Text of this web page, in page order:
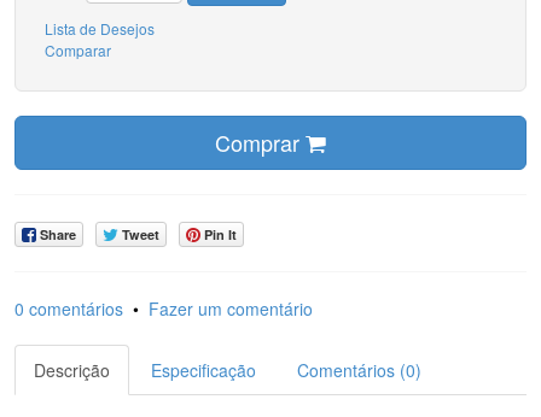
Lista de Desejos
Comparar
Comprar
Share Tweet Pin It
0 comentários • Fazer um comentário
Descrição Especificação Comentários (0)